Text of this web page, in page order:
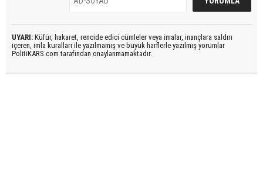
UYARI: Küfür, hakaret, rencide edici cümleler veya imalar, inançlara saldırı
içeren, imla kuralları ile yazılmamış ve büyük harflerle yazılmış yorumlar
PolitiKARS.com tarafından onaylanmamaktadır.